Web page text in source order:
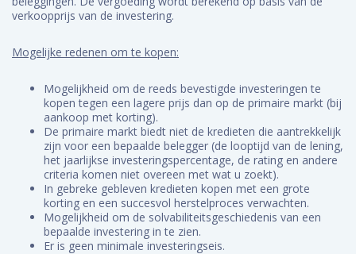
verkoopprijs van de investering.
Mogelijke redenen om te kopen:
Mogelijkheid om de reeds bevestigde investeringen te
kopen tegen een lagere prijs dan op de primaire markt (bij
aankoop met korting).
De primaire markt biedt niet de kredieten die aantrekkelijk
zijn voor een bepaalde belegger (de looptijd van de lening,
het jaarlijkse investeringspercentage, de rating en andere
criteria komen niet overeen met wat u zoekt).
In gebreke gebleven kredieten kopen met een grote
korting en een succesvol herstelproces verwachten.
Mogelijkheid om de solvabiliteitsgeschiedenis van een
bepaalde investering in te zien.
Er is geen minimale investeringseis.